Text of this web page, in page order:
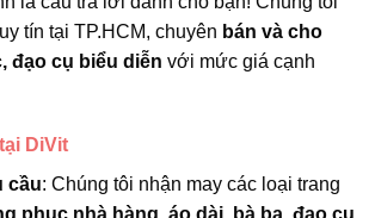
tín tại TP.HCM, chuyên bán và cho
đạo cụ biểu diễn với mức giá cạnh
DiVit
cầu: Chúng tôi nhận may các loại trang